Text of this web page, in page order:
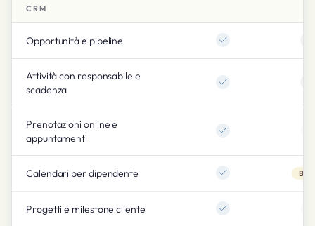
CRM
Opportunità e pipeline
Attività con responsabile e
scadenza
Prenotazioni online e
appuntamenti
Calendari per dipendente Base
Progetti e milestone cliente